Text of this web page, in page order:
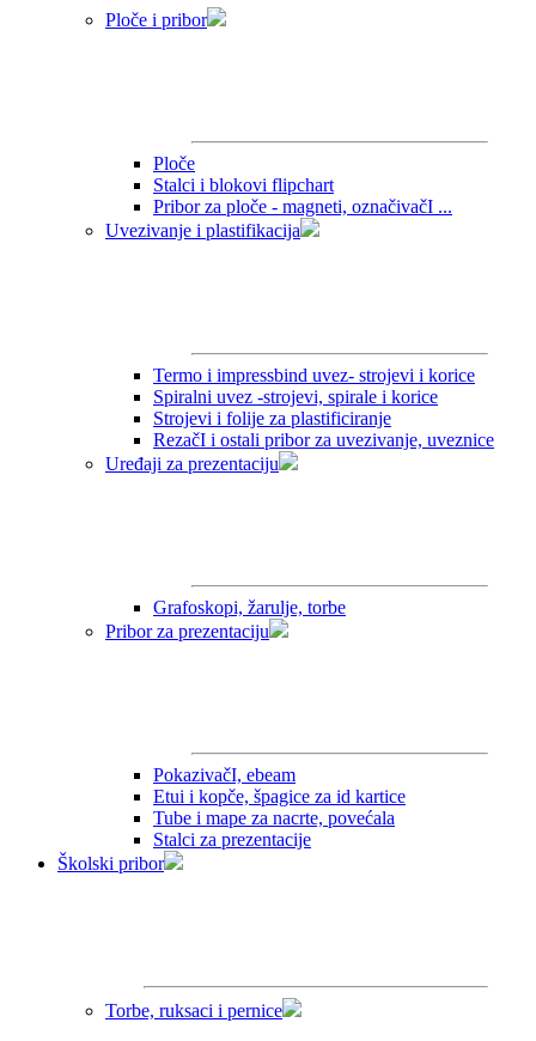
Ploče i pribor
Ploče
Stalci i blokovi flipchart
Pribor za ploče - magneti, označivačI ...
Uvezivanje i plastifikacija
Termo i impressbind uvez- strojevi i korice
Spiralni uvez -strojevi, spirale i korice
Strojevi i folije za plastificiranje
RezačI i ostali pribor za uvezivanje, uveznice
Uređaji za prezentaciju
Grafoskopi, žarulje, torbe
Pribor za prezentaciju
PokazivačI, ebeam
Etui i kopče, špagice za id kartice
Tube i mape za nacrte, povećala
Stalci za prezentacije
Školski pribor
Torbe, ruksaci i pernice